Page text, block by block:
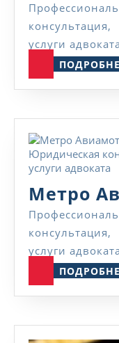
Профессиональная юридическая
услуги
Метро
Профессиональная юридическая
услуги